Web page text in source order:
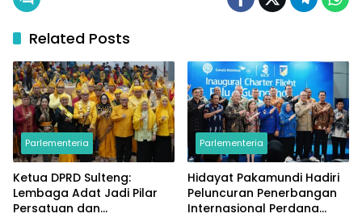
Related Posts
Parlementeria
Ketua DPRD Sulteng:
Lembaga Adat Jadi Pilar
Persatuan dan
Parlementeria
Hidayat Pakamundi Hadiri
Peluncuran Penerbangan
Internasional Perdana
Parlementeria